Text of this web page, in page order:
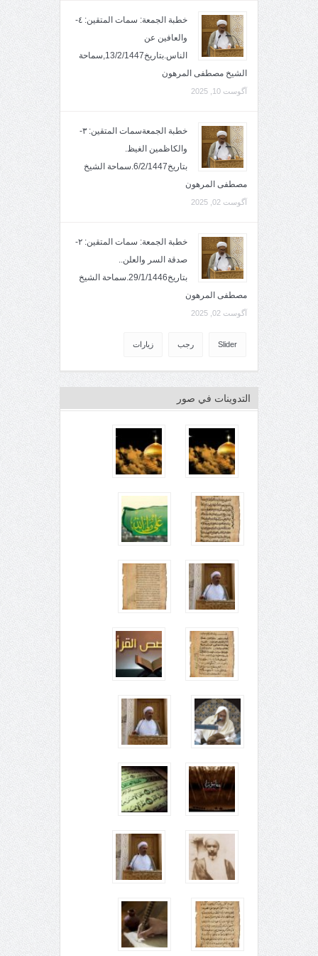
خطبة الجمعة: سمات المتقين: ٤-
والعافين عن
الناس.بتاريخ13/2/1447,سماحة
الشيخ مصطفى المرهون
آگوست 10, 2025
خطبة الجمعةسمات المتقين: ٣-
والكاظمين الغيظ.
بتاريخ6/2/1447.سماحة الشيخ
مصطفى المرهون
آگوست 02, 2025
خطبة الجمعة: سمات المتقين: ٢-
صدقة السر والعلن..
بتاريخ29/1/1446.سماحة الشيخ
مصطفى المرهون
آگوست 02, 2025
Slider رجب زيارات
التدوينات في صور